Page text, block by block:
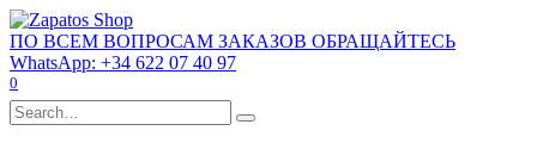
Skip
to
content
ПО ВСЕМ ВОПРОСАМ ЗАКАЗОВ ОБРАЩАЙТЕСЬ
WhatsApp: +34 622 07 40 97
0
Search
for: